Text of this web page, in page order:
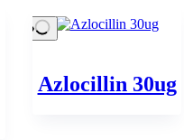
Azlocillin 30ug